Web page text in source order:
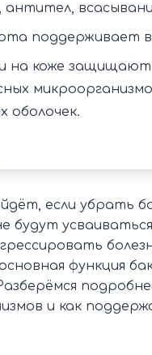
антител,
поддерживает
на коже защищают
оболочек.
если убрать
будут
функция
и как